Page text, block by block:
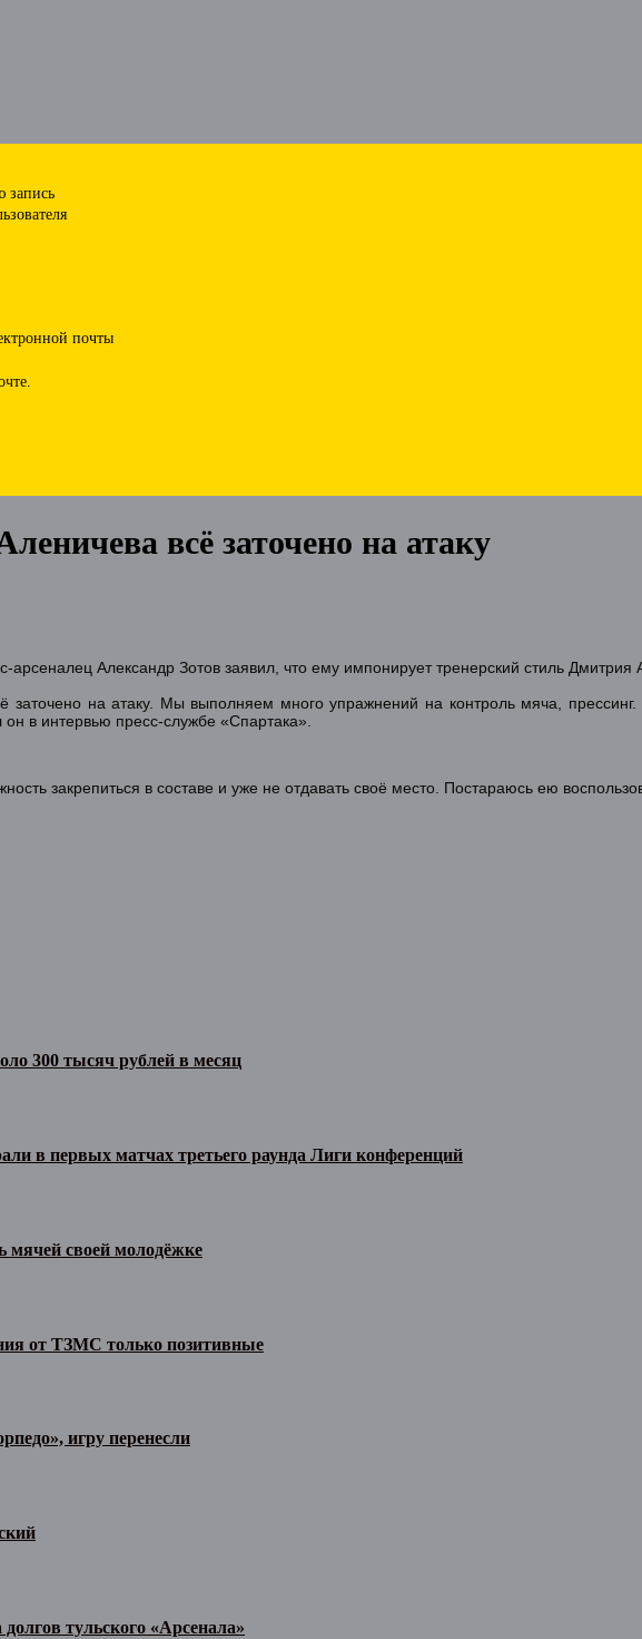
запись
почты
всё заточено на атаку
арсеналец Александр Зотов заявил, что ему импонирует тренерский стиль Дмитрия
заточено на атаку. Мы выполняем много упражнений на контроль мяча,
в интервью пресс-службе «Спартака».
закрепиться в составе и уже не отдавать своё место. Постараюсь ею
300 тысяч рублей в месяц
в первых матчах третьего раунда Лиги конференций
мячей своей молодёжке
от ТЗМС только позитивные
игру перенесли
тульского «Арсенала»